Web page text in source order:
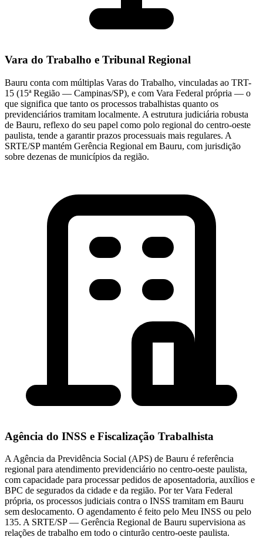
Vara do Trabalho e Tribunal Regional
Bauru conta com múltiplas Varas do Trabalho, vinculadas ao TRT-
15 (15ª Região — Campinas/SP), e com Vara Federal própria — o
que significa que tanto os processos trabalhistas quanto os
previdenciários tramitam localmente. A estrutura judiciária robusta
de Bauru, reflexo do seu papel como polo regional do centro-oeste
paulista, tende a garantir prazos processuais mais regulares. A
SRTE/SP mantém Gerência Regional em Bauru, com jurisdição
sobre dezenas de municípios da região.
Agência do INSS e Fiscalização Trabalhista
A Agência da Previdência Social (APS) de Bauru é referência
regional para atendimento previdenciário no centro-oeste paulista,
com capacidade para processar pedidos de aposentadoria, auxílios e
BPC de segurados da cidade e da região. Por ter Vara Federal
própria, os processos judiciais contra o INSS tramitam em Bauru
sem deslocamento. O agendamento é feito pelo Meu INSS ou pelo
135. A SRTE/SP — Gerência Regional de Bauru supervisiona as
relações de trabalho em todo o cinturão centro-oeste paulista.